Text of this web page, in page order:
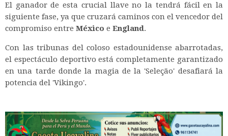
El ganador de esta crucial llave no la tendrá fácil en la
siguiente fase, ya que cruzará caminos con el vencedor del
compromiso entre México e England.
Con las tribunas del coloso estadounidense abarrotadas,
el espectáculo deportivo está completamente garantizado
en una tarde donde la magia de la 'Seleção' desafiará la
potencia del 'Vikingo'.